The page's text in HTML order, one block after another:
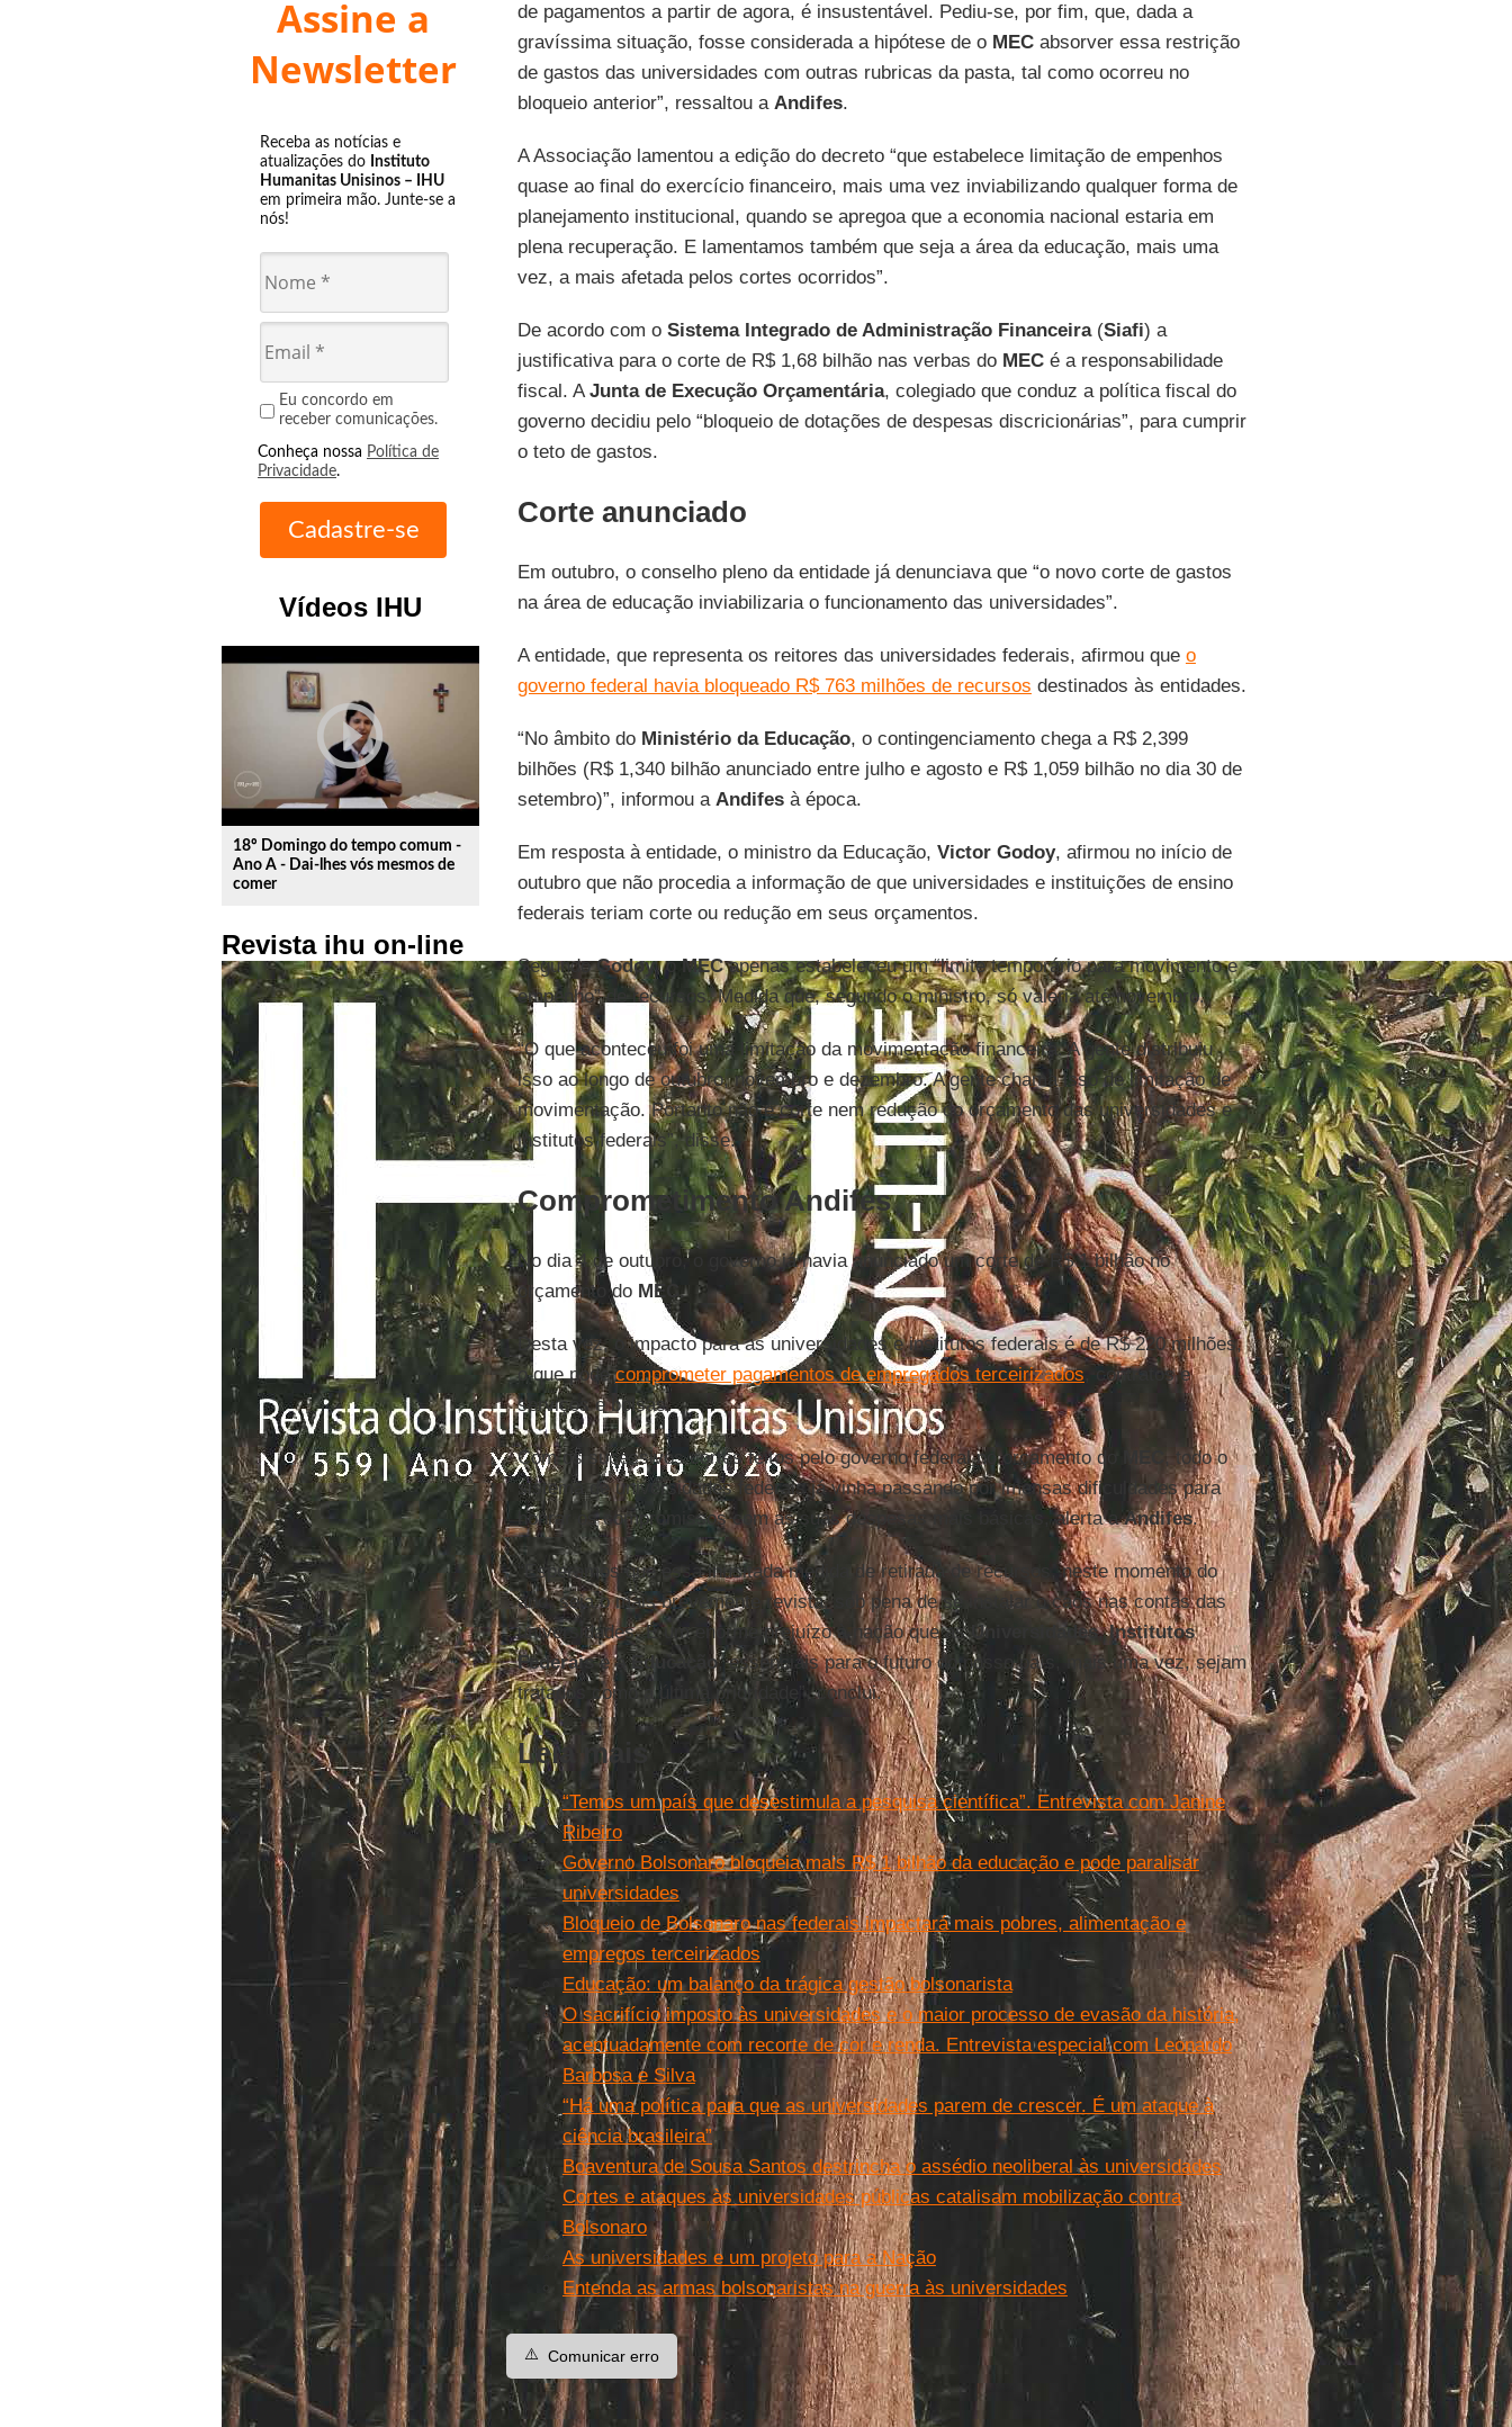
Assine a
Newsletter
Receba as notícias e
atualizações do Instituto
Humanitas Unisinos – IHU
em primeira mão. Junte-se a
nós!
Eu concordo em
receber comunicações.
Conheça nossa Política de
Privacidade.
Vídeos IHU
play_circle_outline
18º Domingo do tempo comum -
Ano A - Dai-lhes vós mesmos de
comer
Revista ihu on-line
de pagamentos a partir de agora, é insustentável. Pediu-se, por fim, que, dada a
gravíssima situação, fosse considerada a hipótese de o MECabsorver essa restrição
de gastos das universidades com outras rubricas da pasta, tal como ocorreu no
bloqueio anterior”, ressaltou a Andifes.
A Associação lamentou a edição do decreto “que estabelece limitação de empenhos
quase ao final do exercício financeiro, mais uma vez inviabilizando qualquer forma de
planejamento institucional, quando se apregoa que a economia nacional estaria em
plena recuperação. E lamentamos também que seja a área da educação, mais uma
vez, a mais afetada pelos cortes ocorridos”.
De acordo com o Sistema Integrado de Administração Financeira(Siafi) a
justificativa para o corte de R$ 1,68 bilhão nas verbas do MECé a responsabilidade
fiscal. AJunta de Execução Orçamentária, colegiado que conduz a política fiscal do
governo decidiu pelo “bloqueio de dotações de despesas discricionárias”, para cumprir
o teto de gastos.
Corte anunciado
Em outubro, o conselho pleno da entidade já denunciava que “o novo corte de gastos
na área de educação inviabilizaria o funcionamento das universidades”.
A entidade, que representa os reitores das universidades federais, afirmou que o
governo federal havia bloqueado R$ 763 milhões de recursos destinados às entidades.
“No âmbito do Ministério da Educação, o contingenciamento chega a R$ 2,399
bilhões (R$ 1,340 bilhão anunciado entre julho e agosto e R$ 1,059 bilhão no dia 30 de
setembro)”, informou a Andifesà época.
Em resposta à entidade, o ministro da Educação, Victor Godoy, afirmou no início de
outubro que não procedia a informação de que universidades e instituições de ensino
federais teriam corte ou redução em seus orçamentos.
SegundoGodoy, oMECapenas estabeleceu um “limite temporário para movimento e
empenho” de recursos. Medida que, segundo o ministro, só valeria até novembro.
“O que aconteceu foi uma limitação da movimentação financeira. A gente distribuiu
isso ao longo de outubro, novembro e dezembro. A gente chama isso de limitação de
movimentação. Portanto não é corte nem redução do orçamento das universidades e
institutos federais”, disse.
Comprometimento Andifes
No dia 4 de outubro, o governo já havia anunciado um corte de R$ 1 bilhão no
orçamento do MEC.
Desta vez, o impacto para as universidades e institutos federais é de R$ 220 milhões,
o que podecomprometer pagamentos de empregados terceirizados, contratos e
serviços e bolsas.
Com os sucessivos cortes feitos pelo governo federal no orçamento do
, todo o
sistema de universidades federais já vinha passando por imensas dificuldades para
honrar os compromissos com as suas despesas mais básicas, alerta aAndifes.
“Esperamos que essa inusitada medida de retirada de recursos, neste momento do
ano, seja o mais brevemente revista, sob pena de se instalar o caos nas contas das
universidades. É um enorme prejuízo à nação que asUniversidades,Institutos
Federaise aEducação, essenciais para o futuro do nosso país, mais uma vez, sejam
tratados como a última prioridade”, conclui.
Leia mais
“Temos um país que desestimula a pesquisa científica”. Entrevista com Janine
Ribeiro
Governo Bolsonaro bloqueia mais R$ 1 bilhão da educação e pode paralisar
universidades
Bloqueio de Bolsonaro nas federais impactará mais pobres, alimentação e
empregos terceirizados
Educação: um balanço da trágica gestão bolsonarista
O sacrifício imposto às universidades e o maior processo de evasão da história,
acentuadamente com recorte de cor e renda. Entrevista especial com Leonardo
Barbosa e Silva
“Há uma política para que as universidades parem de crescer. É um ataque à
ciência brasileira”
Boaventura de Sousa Santos destrincha o assédio neoliberal às universidades
Cortes e ataques às universidades públicas catalisam mobilização contra
Bolsonaro
As universidades e um projeto para a Nação
Entenda as armas bolsonaristas na guerra às universidades
⚠️ Comunicar erro